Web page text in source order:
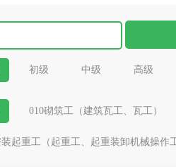
初级 中级 高级
010砌筑工（建筑瓦工、瓦工）
装起重工（起重工、起重装卸机械操作